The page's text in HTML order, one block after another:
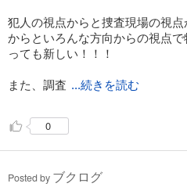
犯人の視点からと捜査現場の視
からといろんな方向からの視点
っても新しい！！！
また、調査 ...続きを読む
0
Posted by ブクログ